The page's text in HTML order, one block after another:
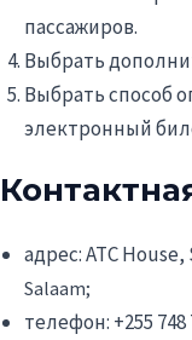
пассажиров.
Выбрать
Выбрать способ
электронный
адрес: ATC
Salaam;
телефон: +255 748